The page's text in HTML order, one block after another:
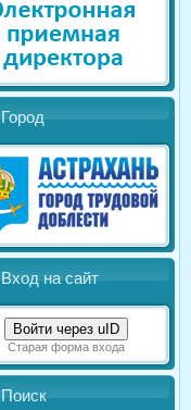
Город
Вход на сайт
Войти через uID
Старая форма входа
Поиск